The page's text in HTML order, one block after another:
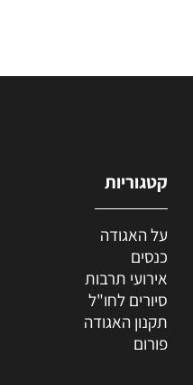
קטגוריות
על האגודה
כנסים
אירועי תרבות
סיורים לחו"ל
תקנון האגודה
פורום